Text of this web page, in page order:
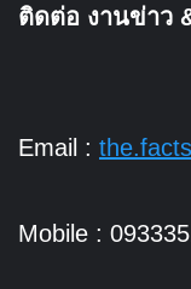
ติดต่อ งานข่าว
Email :
Mobile :